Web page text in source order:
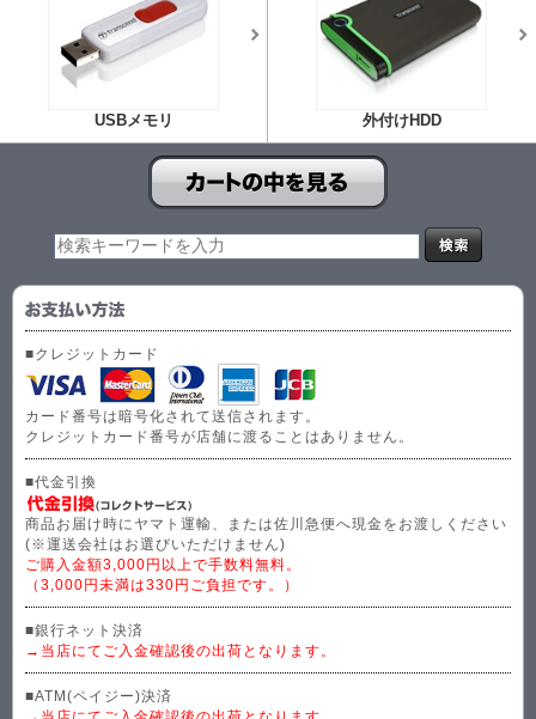
USBメモリ 外付けHDD
■クレジットカード
カード番号は暗号化されて送信されます。
クレジットカード番号が店舗に渡ることはありません。
■代金引換
商品お届け時にヤマト運輸、または佐川急便へ現金をお渡しください
(※運送会社はお選びいただけません)
ご購入金額3,000円以上で手数料無料。
（3,000円未満は330円ご負担です。）
■銀行ネット決済
→当店にてご入金確認後の出荷となります。
■ATM(ペイジー)決済
→当店にてご入金確認後の出荷となります。